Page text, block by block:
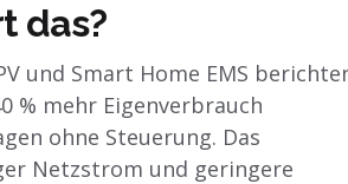
das?
und Smart Home EMS
% mehr Eigenverbrauch
ohne Steuerung. Das
Netzstrom und geringere